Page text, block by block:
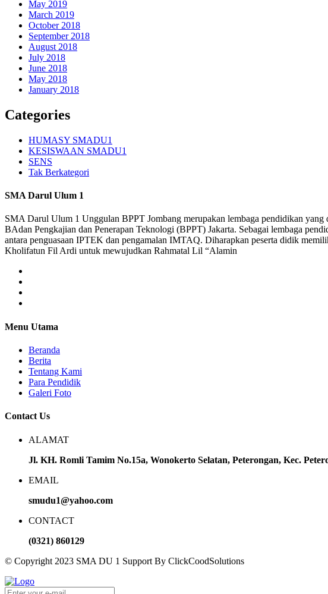
May 2019
March 2019
October 2018
September 2018
August 2018
July 2018
June 2018
May 2018
January 2018
Categories
HUMASY SMADU1
KESISWAAN SMADU1
SENS
Tak Berkategori
SMA Darul Ulum 1
SMA Darul Ulum 1 Unggulan BPPT Jombang merupakan lembaga pendidikan
BAdan Pengkajian dan Penerapan Teknologi (BPPT) Jakarta. Sebagai lembaga
antara penguasaan IPTEK dan pengamalan IMTAQ. Diharapkan peserta didik
Kholifatun Fil Ardi untuk mewujudkan Rahmatal Lil “Alamin
Menu Utama
Beranda
Berita
Tentang Kami
Para Pendidik
Galeri Foto
Contact Us
ALAMAT
Jl. KH. Romli Tamim No.15a, Wonokerto Selatan, Peterongan, Kec.
EMAIL
smudu1@yahoo.com
CONTACT
(0321) 860129
© Copyright 2023 SMA DU 1 Support By ClickCoodSolutions